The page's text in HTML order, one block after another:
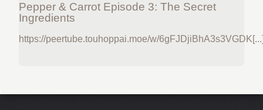
Pepper & Carrot Episode 3: The Secret
Ingredients
https://peertube.touhoppai.moe/w/